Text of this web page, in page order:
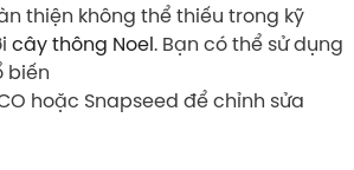
thiện không thể thiếu trong kỹ
cây thông Noel. Bạn có thể sử dụng
biến
hoặc Snapseed để chỉnh sửa